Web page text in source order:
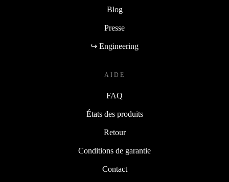
Blog
Presse
↪ Engineering
AIDE
FAQ
États des produits
Retour
Conditions de garantie
Contact